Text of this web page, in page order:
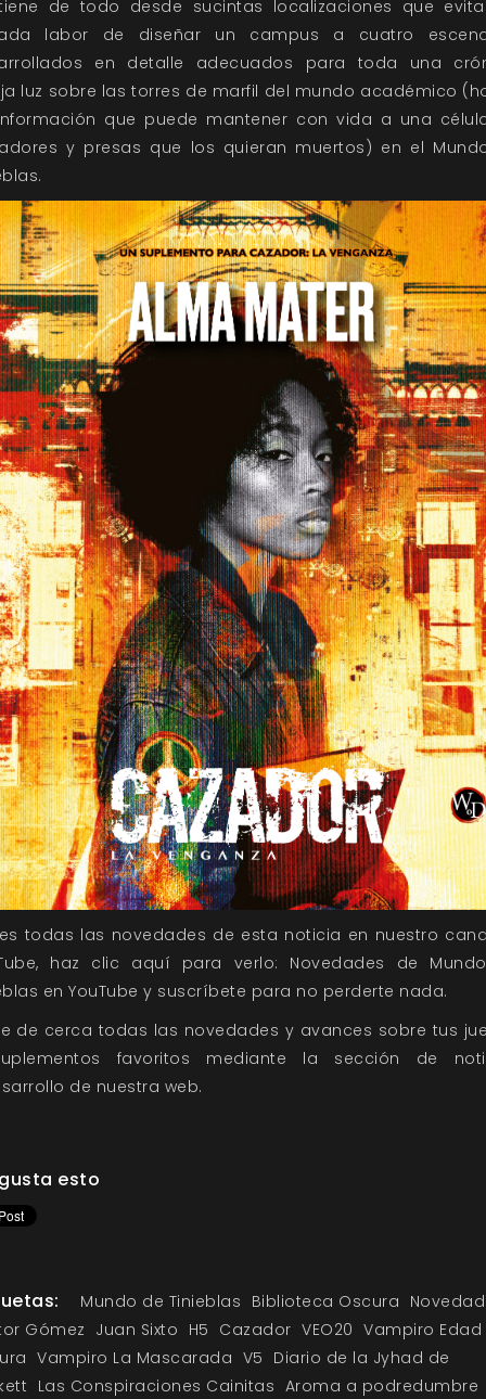
de todo desde sucintas localizaciones que
labor de diseñar un campus a cuatro
en detalle adecuados para toda una
luz sobre las torres de marfil del mundo académico
que puede mantener con vida a una
y presas que los quieran muertos) en el
todas las novedades de esta noticia en nuestro
haz clic aquí para verlo: Novedades de
en YouTube y suscríbete para no perderte nada.
de cerca todas las novedades y avances sobre tus
favoritos mediante la sección de
de nuestra web.
esto
Mundo de Tinieblas Biblioteca Oscura
Gómez Juan Sixto H5 Cazador VEO20 Vampiro Edad
Vampiro La Mascarada V5 Diario de la Jyhad de
Las Conspiraciones Cainitas Aroma a podredumbre